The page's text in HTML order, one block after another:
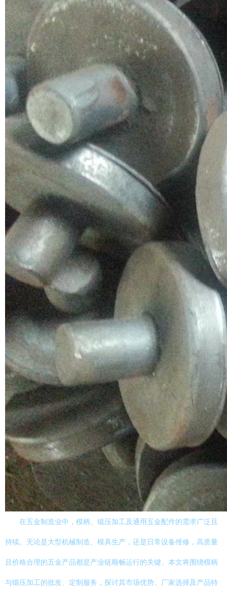
在五金制造业中，模柄、锻压加工及通用五金配件的需求广泛且
持续。无论是大型机械制造、模具生产，还是日常设备维修，高质量
且价格合理的五金产品都是产业链顺畅运行的关键。本文将围绕模柄
与锻压加工的批发、定制服务，探讨其市场优势、厂家选择及产品特